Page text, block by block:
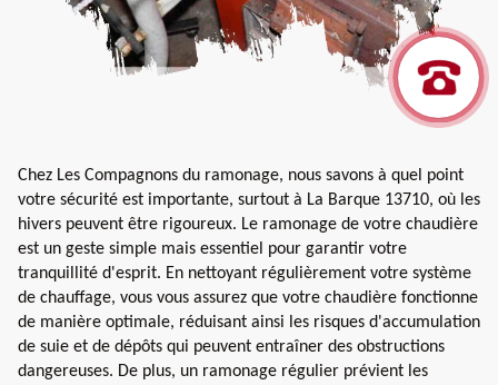
Chez Les Compagnons du ramonage, nous savons à quel point
votre sécurité est importante, surtout à La Barque 13710, où les
hivers peuvent être rigoureux. Le ramonage de votre chaudière
est un geste simple mais essentiel pour garantir votre
tranquillité d'esprit. En nettoyant régulièrement votre système
de chauffage, vous vous assurez que votre chaudière fonctionne
de manière optimale, réduisant ainsi les risques d'accumulation
de suie et de dépôts qui peuvent entraîner des obstructions
dangereuses. De plus, un ramonage régulier prévient les